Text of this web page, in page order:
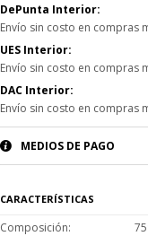
DePunta Interior:
Envío sin costo en compras
UES Interior:
Envío sin costo en compras
DAC Interior:
Envío sin costo en compras
MEDIOS DE PAGO
CARACTERÍSTICAS
Composición